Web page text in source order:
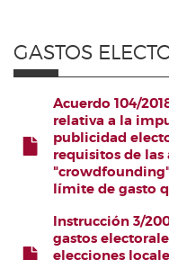
GASTOS
FICHERO
Acuerdo 104/
relativa a la
publicidad
requisitos de
límite de gasto
Instrucción 3/
gastos
elecciones